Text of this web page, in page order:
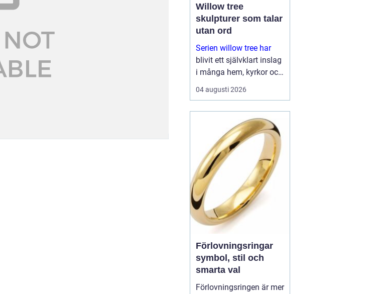
Willow tree
skulpturer som talar
utan ord
Serien willow tree har
blivit ett självklart inslag
i många hem, kyrkor och
arbetsrum. De stilla
figurerna utan ansikten
känslor. De uttrycker
kärlek, sorg, hopp och
tacksa...
04 augusti 2026
Förlovningsringar
symbol, stil och
smarta val
Förlovningsringen är mer